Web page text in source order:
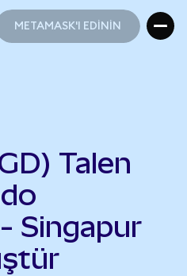
METAMASK'I EDİNİN
Talen
Singapur